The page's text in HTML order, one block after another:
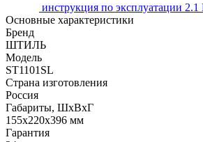
инструкция по эксплуатации
Основные характеристики
Бренд
ШТИЛЬ
Модель
ST1101SL
Страна изготовления
Россия
Габариты, ШхВхГ
155x220x396 мм
Гарантия